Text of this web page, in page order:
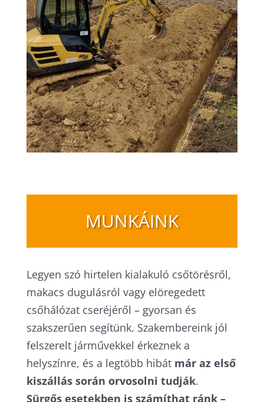
MUNKÁINK
Legyen szó hirtelen kialakuló csőtörésről,
makacs dugulásról vagy elöregedett
csőhálózat cseréjéről – gyorsan és
szakszerűen segítünk. Szakembereink jól
felszerelt járművekkel érkeznek a
helyszínre, és a legtöbb hibát már az első
kiszállás során orvosolni tudják.
Sürgős esetekben is számíthat ránk –